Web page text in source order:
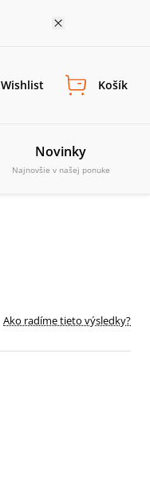
Wishlist Košík
Novinky
Najnovšie v našej ponuke
Ako radíme tieto výsledky?